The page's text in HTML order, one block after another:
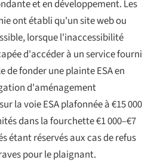
et en développement. Les
ont établi qu'un site web ou
lorsque l'inaccessibilité
d'accéder à un service fourni
de fonder une plainte ESA en
d'aménagement
la voie ESA plafonnée à €15 000
dans la fourchette €1 000–€7
étant réservés aux cas de refus
pour le plaignant.